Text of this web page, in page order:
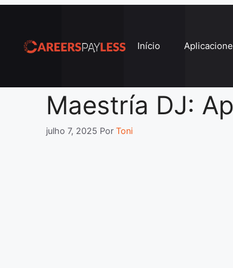
conteúdo
Início
Maestría DJ:
julho 7, 2025 Por Toni